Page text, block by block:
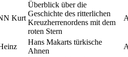
Kurt
Überblick über die
Geschichte des ritterlichen
Kreuzherrenordens mit dem
roten Stern
Hans Makarts türkische
Ahnen